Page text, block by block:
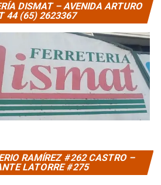
DISMAT – AVENIDA ARTURO
44 (65) 2623367
RAMÍREZ #262 CASTRO –
LATORRE #275